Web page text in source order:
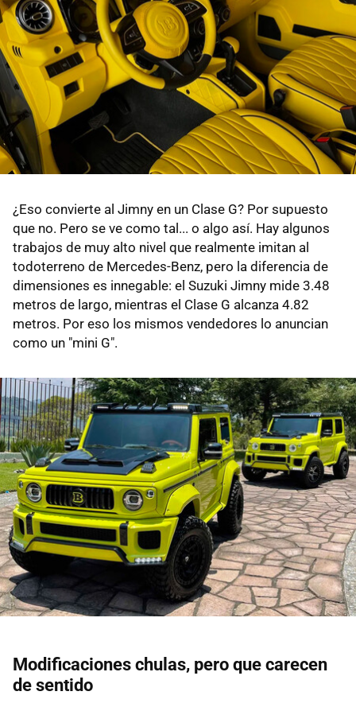
¿Eso convierte al Jimny en un Clase G? Por supuesto
que no. Pero se ve como tal... o algo así. Hay algunos
trabajos de muy alto nivel que realmente imitan al
todoterreno de Mercedes-Benz, pero la diferencia de
dimensiones es innegable: el Suzuki Jimny mide 3.48
metros de largo, mientras el Clase G alcanza 4.82
metros. Por eso los mismos vendedores lo anuncian
como un "mini G".
Modificaciones chulas, pero que carecen
de sentido